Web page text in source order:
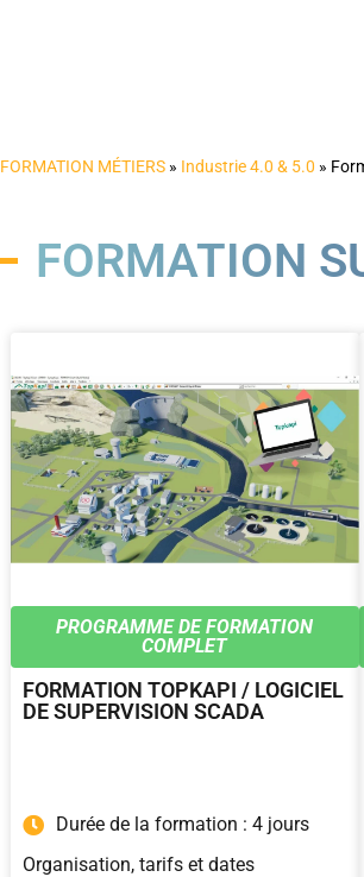
FORMATION MÉTIERS » Industrie 4.0 & 5.0 »
FORMATION
PROGRAMME DE FORMATION
COMPLET
FORMATION TOPKAPI / LOGICIEL
DE SUPERVISION SCADA
Durée de la formation : 4 jours
Organisation, tarifs et dates